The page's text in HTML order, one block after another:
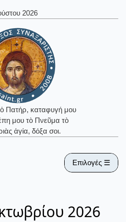
2026
Πατήρ, καταφυγή μου
μου τὸ Πνεῦμα τὸ
ἁγία, δόξα σοι.
Επιλογές ☰
2026